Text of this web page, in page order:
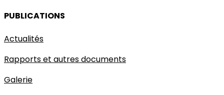
PUBLICATIONS
Actualités
Rapports et autres documents
Galerie